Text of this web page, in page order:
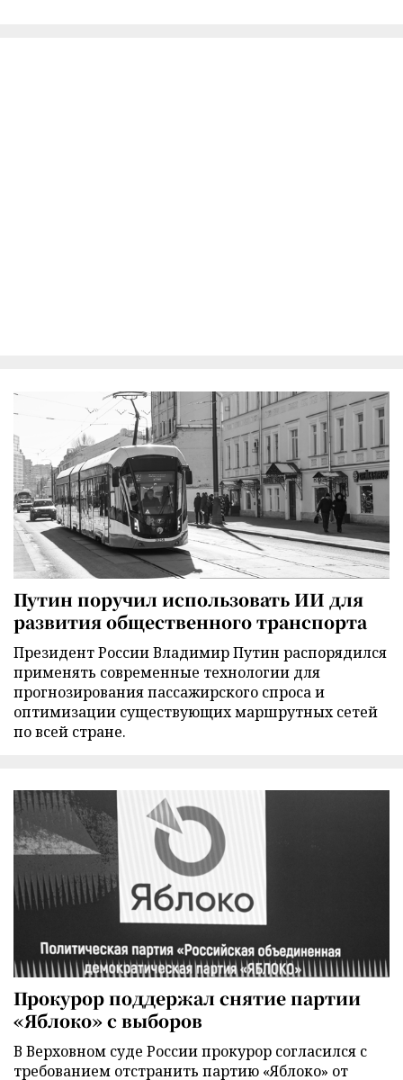
Путин поручил использовать ИИ для
развития общественного транспорта
Президент России Владимир Путин распорядился
применять современные технологии для
прогнозирования пассажирского спроса и
оптимизации существующих маршрутных сетей
по всей стране.
Прокурор поддержал снятие партии
«Яблоко» с выборов
В Верховном суде России прокурор согласился с
требованием отстранить партию «Яблоко» от